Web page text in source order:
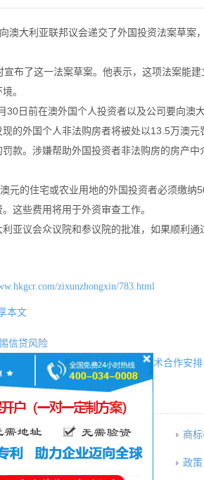
大利亚联邦议会递交了外国投资法案草案
了这一法案草案。他表示，这项法案能建
。
日前在澳外国个人投资者以及公司要向澳
的外国个人非法购房者将被处以13.5万澳
款。涉嫌帮助外国投资者非法购房的房产
的住宅或农业用地的外国投资者必须缴纳
这些费用将用于外资审查工作。
议会众议院和参议院的批准，如果顺利通
zixunzhongxin/783.html
本文
信贷风险
海关管理局签署2016—2018年度技术合作安排
专题|请收好这份“泰国投资分析 商
注册有“门路”|不止香港，新加 政